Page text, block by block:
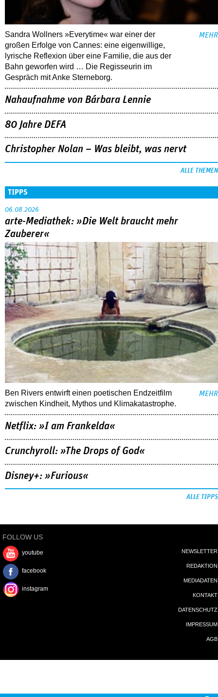
Sandra Wollners »Everytime« war einer der
großen Erfolge von Cannes: eine eigenwillige,
lyrische Reflexion über eine ­Familie, die aus der
Bahn geworfen wird … Die Regisseurin im
Gespräch mit Anke Sterneborg.
MEHR
Nahaufnahme von Bárbara Lennie
80 Jahre DEFA
Christopher Nolan – Was bleibt, was nervt
ALLE THEMEN
TIPPS
06.08.2026
arte-Mediathek: »Die Welt braucht mehr
Zauberer«
Ben Rivers entwirft einen poetischen Endzeitfilm
zwischen Kindheit, Mythos und Klimakatastrophe.
MEHR
Netflix: »I am Frankelda«
Crunchyroll: »The Drops of God«
Disney+: »Furious«
ALLE TIPPS
FOLLOW US
youtube
facebook
instagram
NEWSLETTER
REDAKTION
MEDIADATEN
KONTAKT
DATENSCHUTZ
IMPRESSUM
AGB